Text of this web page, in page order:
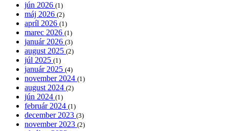
jún 2026 (1)
máj 2026 (2)
apríl 2026 (1)
marec 2026 (1)
január 2026 (3)
august 2025 (2)
júl 2025 (1)
január 2025 (4)
november 2024 (1)
august 2024 (2)
jún 2024 (1)
február 2024 (1)
december 2023 (3)
november 2023 (2)